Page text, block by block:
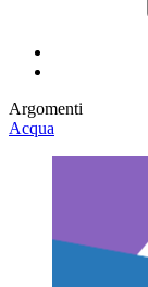
Argomenti
Acqua